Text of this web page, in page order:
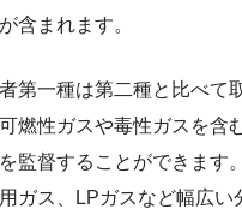
含まれます。
第一種は第二種と比べて
燃性ガスや毒性ガスを含
監督することができます
ガス、LPガスなど幅広い